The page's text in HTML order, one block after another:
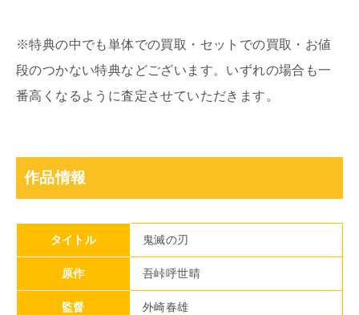
※特典の中でも単体での買取・セットでの買取・お値
段のつかない特典などございます。いずれの場合も一
番高くなるように査定させていただきます。
作品情報
タイトル 鬼滅の刃
原作 吾峠呼世晴
監督 外崎春雄